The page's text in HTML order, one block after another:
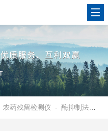
农药残留检测仪 -酶抑制法农药残留检测仪